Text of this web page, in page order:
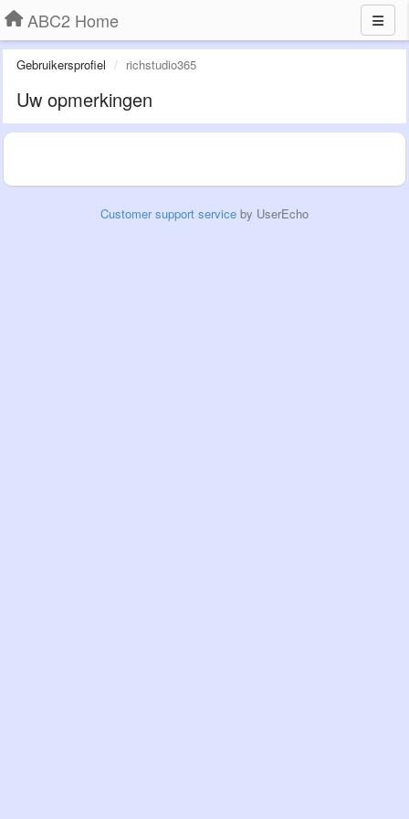
ABC2 Home
Gebruikersprofiel richstudio365
Uw opmerkingen
Customer support service by UserEcho